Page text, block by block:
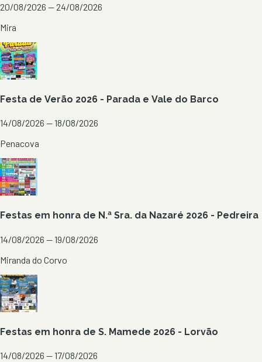
20/08/2026 — 24/08/2026
Mira
Festa de Verão 2026 - Parada e Vale do Barco
14/08/2026 — 18/08/2026
Penacova
Festas em honra de N.ª Sra. da Nazaré 2026 - Pedreira
14/08/2026 — 19/08/2026
Miranda do Corvo
Festas em honra de S. Mamede 2026 - Lorvão
14/08/2026 — 17/08/2026